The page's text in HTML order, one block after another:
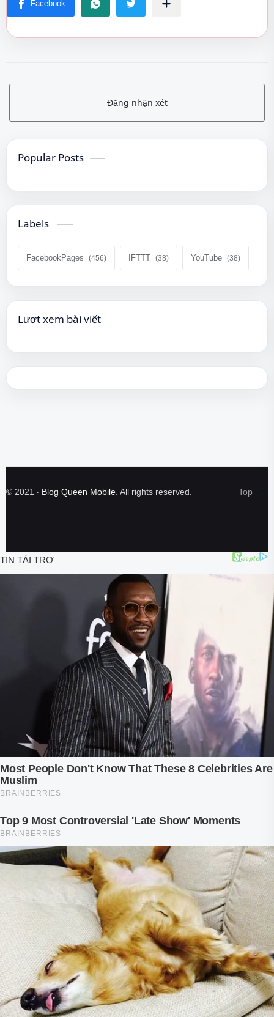
Đăng nhận xét
Popular Posts
Labels
FacebookPages IFTTT YouTube
Lượt xem bài viết
© 2021 ‧ Blog Queen Mobile . All rights reserved.